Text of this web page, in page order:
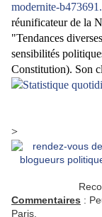
modernite-
réunificateur de la
"Tendances
sensibilités
Constitution). Son
>
Commentaires :
Paris.